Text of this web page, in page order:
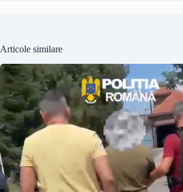
Articole similare